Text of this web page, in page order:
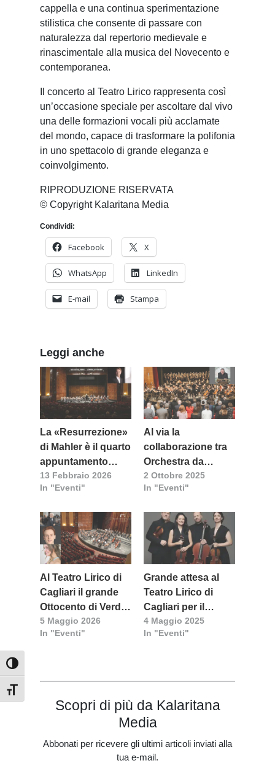
Attiva/disattiva alto contrasto
Attiva/disattiva dimensione testo
cappella e una continua sperimentazione
stilistica che consente di passare con
naturalezza dal repertorio medievale e
rinascimentale alla musica del Novecento e
contemporanea.
Il concerto al Teatro Lirico rappresenta così
un’occasione speciale per ascoltare dal vivo
una delle formazioni vocali più acclamate
del mondo, capace di trasformare la polifonia
in uno spettacolo di grande eleganza e
coinvolgimento.
RIPRODUZIONE RISERVATA
© Copyright Kalaritana Media
Condividi:
Facebook X
WhatsApp LinkedIn
E-mail Stampa
Leggi anche
La «Resurrezione»
di Mahler è il quarto
appuntamento
concertistico al
Teatro Lirico
13 Febbraio 2026
In "Eventi"
Al via la
collaborazione tra
Orchestra da
Camera della
Sardegna e Teatro
2 Ottobre 2025
In "Eventi"
Al Teatro Lirico di
Cagliari il grande
Ottocento di Verdi e
Wagner: doppio
debutto sul podio e
5 Maggio 2026
In "Eventi"
Grande attesa al
Teatro Lirico di
Cagliari per il
Cuarteto Casals
4 Maggio 2025
In "Eventi"
Scopri di più da Kalaritana
Media
Abbonati per ricevere gli ultimi articoli inviati alla
tua e-mail.